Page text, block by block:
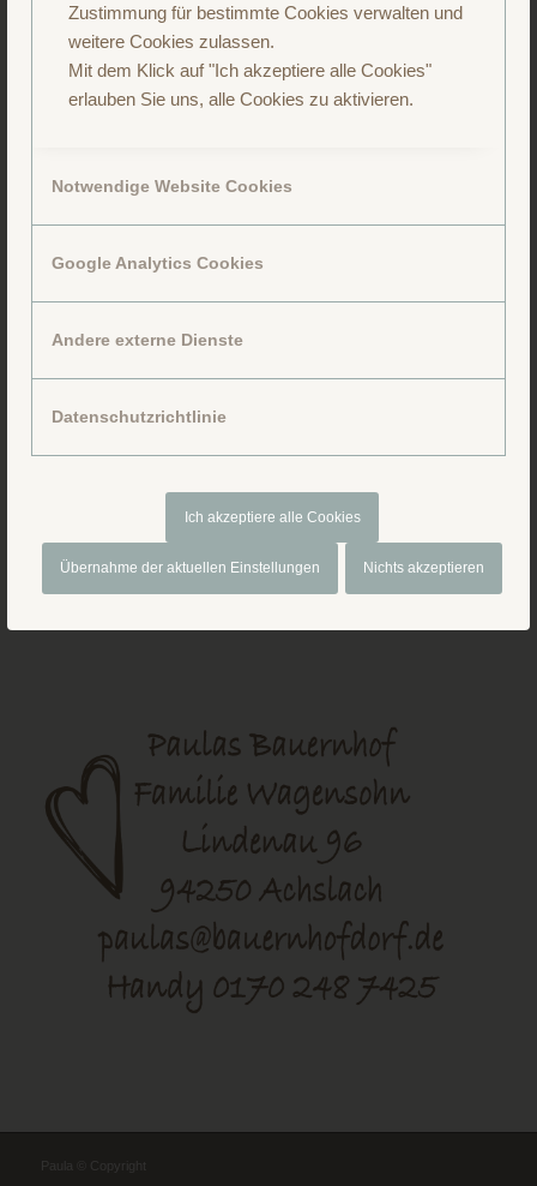
Zustimmung für bestimmte Cookies verwalten und
weitere Cookies zulassen.
Mit dem Klick auf "Ich akzeptiere alle Cookies"
erlauben Sie uns, alle Cookies zu aktivieren.
Notwendige Website Cookies
Google Analytics Cookies
Andere externe Dienste
Datenschutzrichtlinie
Ich akzeptiere alle Cookies
Übernahme der aktuellen Einstellungen Nichts akzeptieren
Folge uns auf Facebook
Paula © Copyright